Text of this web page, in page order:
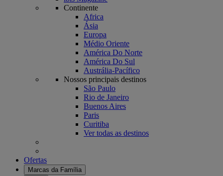
Continente
Africa
Ásia
Europa
Médio Oriente
América Do Norte
América Do Sul
Austrália-Pacífico
Nossos principais destinos
São Paulo
Rio de Janeiro
Buenos Aires
Paris
Curitiba
Ver todas as destinos
Ofertas
Marcas da Família